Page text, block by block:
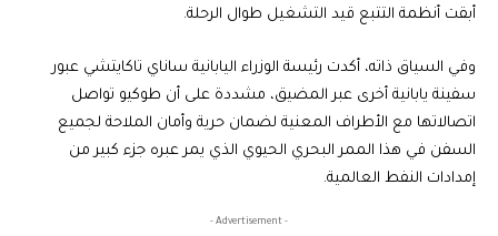
أبقت أنظمة التتبع قيد التشغيل طوال الرحلة.
وفي السياق ذاته، أكدت رئيسة الوزراء اليابانية ساناي تاكايتشي عبور
سفينة يابانية أخرى عبر المضيق، مشددة على أن طوكيو تواصل
اتصالاتها مع الأطراف المعنية لضمان حرية وأمان الملاحة لجميع
السفن في هذا الممر البحري الحيوي الذي يمر عبره جزء كبير من
إمدادات النفط العالمية.
- Advertisement -